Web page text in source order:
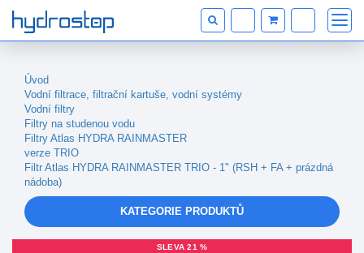
Úvod
Vodní filtrace, filtrační kartuše, vodní systémy
Vodní filtry
Filtry na studenou vodu
Filtry Atlas HYDRA RAINMASTER
verze TRIO
Filtr Atlas HYDRA RAINMASTER TRIO - 1" (RSH + FA + prázdná
nádoba)
KATEGORIE PRODUKTŮ
SLEVA 21 %